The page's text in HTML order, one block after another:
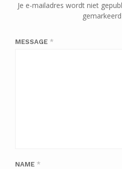
Je e-mailadres wordt niet
MESSAGE *
NAME *